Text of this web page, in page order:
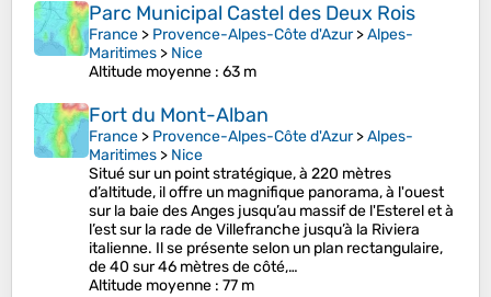
Parc Municipal Castel des Deux Rois
France > Provence-Alpes-Côte d'Azur>Alpes-
Maritimes > Nice
Altitude moyenne : 63 m
Fort du Mont-Alban
France > Provence-Alpes-Côte d'Azur>Alpes-
Maritimes > Nice
Situé sur un point stratégique, à 220 mètres
d’altitude, il offre un magnifique panorama, à l'ouest
sur la baie des Anges jusqu’au massif de l'Esterel et à
l’est sur la rade de Villefranche jusqu’à la Riviera
italienne. Il se présente selon un plan rectangulaire,
de 40 sur 46 mètres de côté,…
Altitude moyenne : 77 m